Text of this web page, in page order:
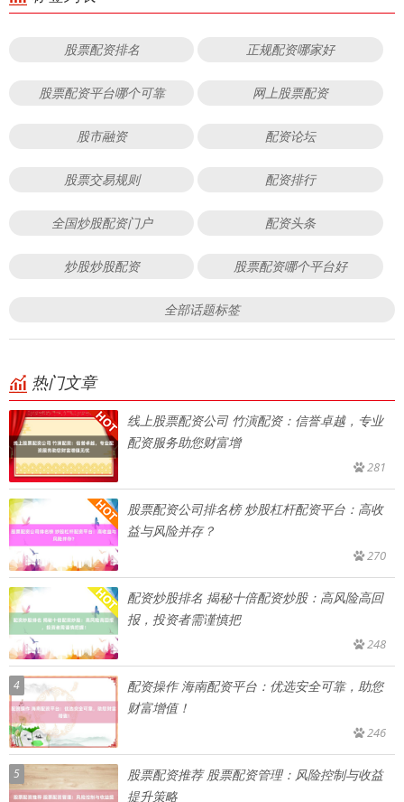
股票配资排名 正规配资哪家好
股票配资平台哪个可靠 网上股票配资
股市融资 配资论坛
股票交易规则 配资排行
全国炒股配资门户 配资头条
炒股炒股配资 股票配资哪个平台好
全部话题标签
热门文章
线上股票配资公司 竹演配资：信誉卓越，专业
配资服务助您财富增
281
股票配资公司排名榜 炒股杠杆配资平台：高收
益与风险并存？
270
配资炒股排名 揭秘十倍配资炒股：高风险高回
报，投资者需谨慎把
248
4
配资操作 海南配资平台：优选安全可靠，助您
财富增值！
246
5
股票配资推荐 股票配资管理：风险控制与收益
提升策略